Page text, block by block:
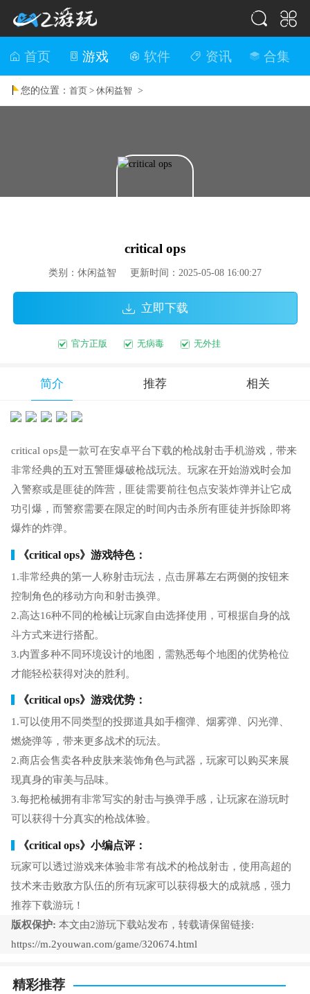
首页 游戏 软件 资讯 合集
您的位置：首页 >休闲益智 >
critical ops
类别：休闲益智 更新时间：2025-05-08 16:00:27
立即下载
官方正版 无病毒 无外挂
简介 推荐 相关
critical ops是一款可在安卓平台下载的枪战射击手机游戏，带来
非常经典的五对五警匪爆破枪战玩法。玩家在开始游戏时会加
入警察或是匪徒的阵营，匪徒需要前往包点安装炸弹并让它成
功引爆，而警察需要在限定的时间内击杀所有匪徒并拆除即将
爆炸的炸弹。
《critical ops》游戏特色：
1.非常经典的第一人称射击玩法，点击屏幕左右两侧的按钮来
控制角色的移动方向和射击换弹。
2.高达16种不同的枪械让玩家自由选择使用，可根据自身的战
斗方式来进行搭配。
3.内置多种不同环境设计的地图，需熟悉每个地图的优势枪位
才能轻松获得对决的胜利。
《critical ops》游戏优势：
1.可以使用不同类型的投掷道具如手榴弹、烟雾弹、闪光弹、
燃烧弹等，带来更多战术的玩法。
2.商店会售卖各种皮肤来装饰角色与武器，玩家可以购买来展
现真身的审美与品味。
3.每把枪械拥有非常写实的射击与换弹手感，让玩家在游玩时
可以获得十分真实的枪战体验。
《critical ops》小编点评：
玩家可以透过游戏来体验非常有战术的枪战射击，使用高超的
技术来击败敌方队伍的所有玩家可以获得极大的成就感，强力
推荐下载游玩！
版权保护: 本文由2游玩下载站发布，转载请保留链接:
https://m.2youwan.com/game/320674.html
精彩推荐